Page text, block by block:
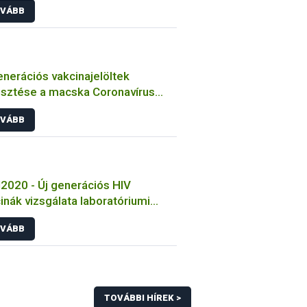
vakcinajelöltek
a macska Coronavírus
ellen
- Új generációs HIV
vizsgálata laboratóriumi
TOVÁBBI HÍREK >